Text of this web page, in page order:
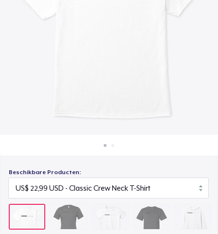
Beschikbare Producten: